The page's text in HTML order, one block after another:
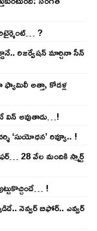
?
రిజ‌ర్వేష‌న్ మార్చినా సీన్
అత్తా, కోడ‌ళ్ల
విన్ అవుతాడు…!
‘సుయోధన’ రివ్యూ.. !
28 వేల మందికి స్మార్ట్
!
నెవ్వ‌ర్ బిఫోర్‌.. ఎవ్వ‌ర్